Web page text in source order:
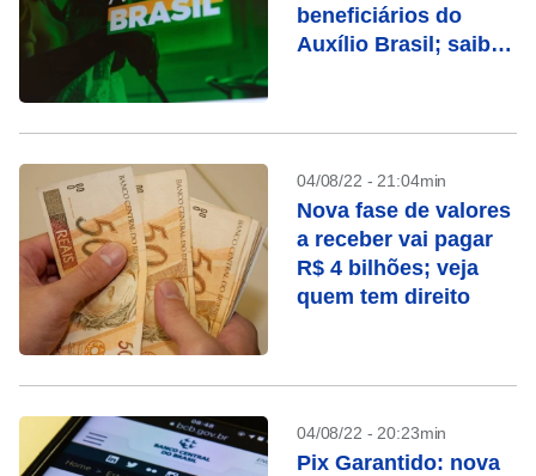
beneficiários do
Auxílio Brasil; saiba
04/08/22 - 21:04min
Nova fase de valores
a receber vai pagar
R$ 4 bilhões; veja
quem tem direito
04/08/22 - 20:23min
Pix Garantido: nova